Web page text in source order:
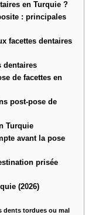
en Turquie ?
: principales
facettes dentaires
dentaires
de facettes en
post-pose de
Turquie
avant la pose
prisée
(2026)
dents tordues ou mal